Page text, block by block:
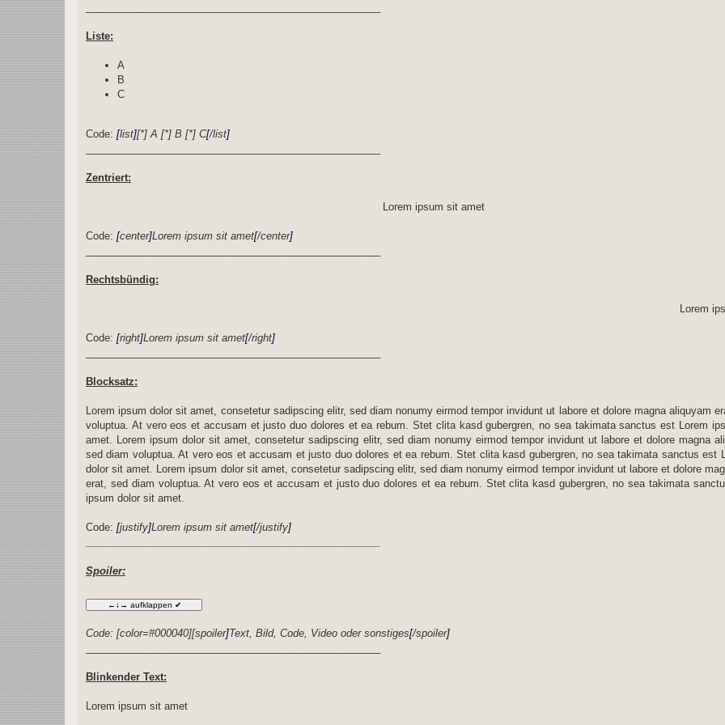
Liste:
A
B
C
Code: [list][*] A [*] B [*] C[/list]
Zentriert:
Lorem ipsum sit amet
Code: [center]Lorem ipsum sit amet[/center]
Rechtsbündig:
Lorem
Code: [right]Lorem ipsum sit amet[/right]
Blocksatz:
Lorem ipsum dolor sit amet, consetetur sadipscing elitr, sed diam nonumy eirmod tempor invidunt ut labore et dolore magna aliquyam
voluptua. At vero eos et accusam et justo duo dolores et ea rebum. Stet clita kasd gubergren, no sea takimata sanctus est Lorem
amet. Lorem ipsum dolor sit amet, consetetur sadipscing elitr, sed diam nonumy eirmod tempor invidunt ut labore et dolore magna
sed diam voluptua. At vero eos et accusam et justo duo dolores et ea rebum. Stet clita kasd gubergren, no sea takimata sanctus est
dolor sit amet. Lorem ipsum dolor sit amet, consetetur sadipscing elitr, sed diam nonumy eirmod tempor invidunt ut labore et dolore
erat, sed diam voluptua. At vero eos et accusam et justo duo dolores et ea rebum. Stet clita kasd gubergren, no sea takimata
ipsum dolor sit amet.
Code: [justify]Lorem ipsum sit amet[/justify]
Spoiler:
Code: [color=#000040][spoiler]Text, Bild, Code, Video oder sonstiges[/spoiler]
Blinkender Text:
Lorem ipsum sit amet